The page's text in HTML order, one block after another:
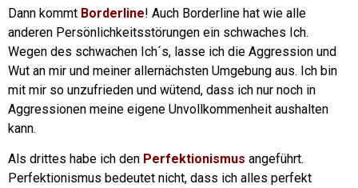
Dann kommt Borderline! Auch Borderline hat wie alle
anderen Persönlichkeitsstörungen ein schwaches Ich.
Wegen des schwachen Ich´s, lasse ich die Aggression und
Wut an mir und meiner allernächsten Umgebung aus. Ich bin
mit mir so unzufrieden und wütend, dass ich nur noch in
Aggressionen meine eigene Unvollkommenheit aushalten
kann.
Als drittes habe ich den Perfektionismus angeführt.
Perfektionismus bedeutet nicht, dass ich alles perfekt